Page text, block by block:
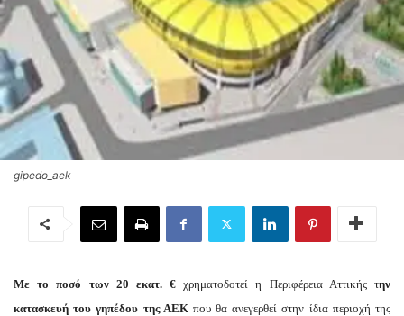
gipedo_aek
Με το ποσό των 20 εκατ. € χρηματοδοτεί η Περιφέρεια Αττικής την
κατασκευή του γηπέδου της ΑΕΚπου θα ανεγερθεί στην ίδια περιοχή της